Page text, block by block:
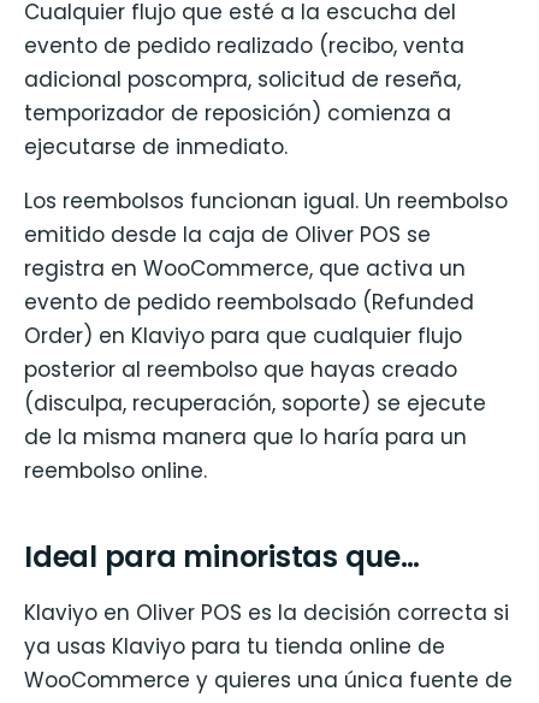
Cualquier flujo que esté a la escucha del
evento de pedido realizado (recibo, venta
adicional poscompra, solicitud de reseña,
temporizador de reposición) comienza a
ejecutarse de inmediato.
Los reembolsos funcionan igual. Un reembolso
emitido desde la caja de Oliver POS se
registra en WooCommerce, que activa un
evento de pedido reembolsado (Refunded
Order) en Klaviyo para que cualquier flujo
posterior al reembolso que hayas creado
(disculpa, recuperación, soporte) se ejecute
de la misma manera que lo haría para un
reembolso online.
Ideal para minoristas que…
Klaviyo en Oliver POS es la decisión correcta si
ya usas Klaviyo para tu tienda online de
WooCommerce y quieres una única fuente de